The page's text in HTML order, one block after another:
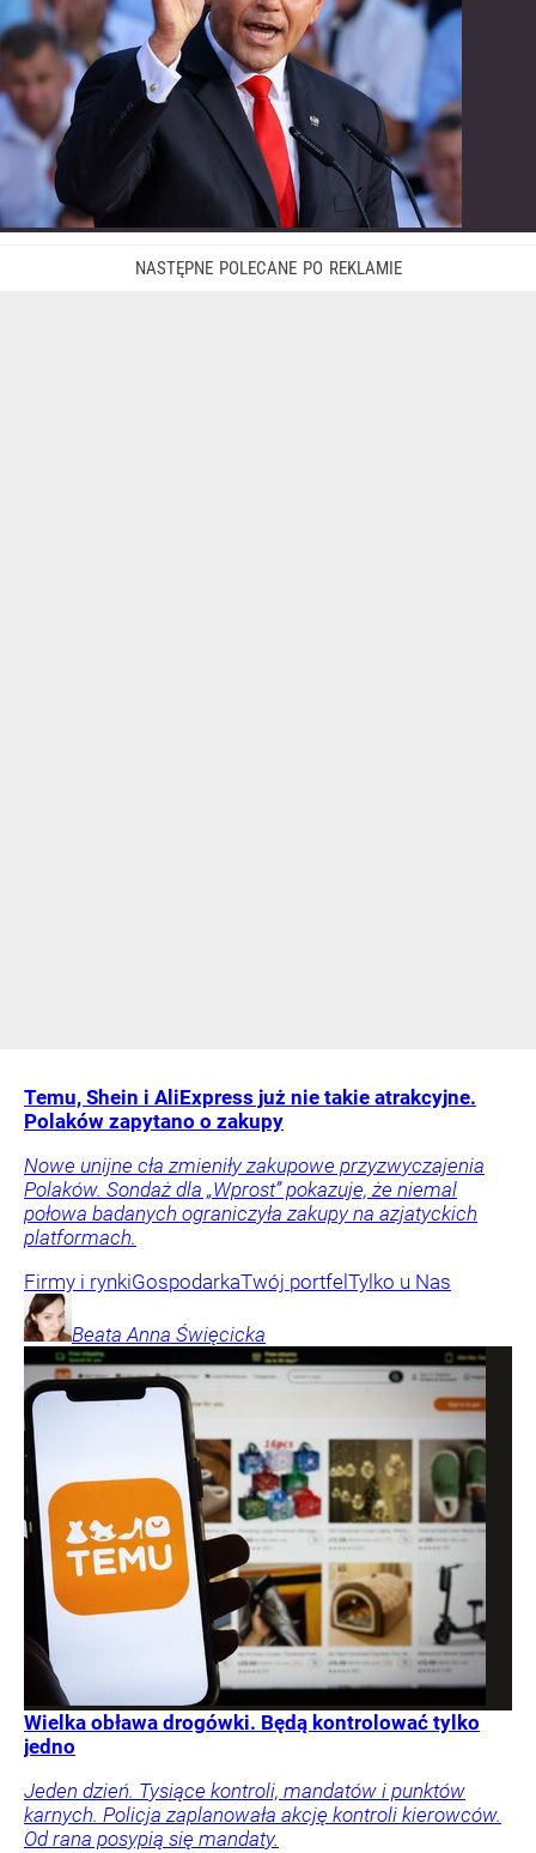
Temu, Shein i AliExpress już nie takie atrakcyjne.
Polaków zapytano o zakupy
Nowe unijne cła zmieniły zakupowe przyzwyczajenia
Polaków. Sondaż dla „Wprost” pokazuje, że niemal
połowa badanych ograniczyła zakupy na azjatyckich
platformach.
Firmy i rynkiGospodarkaTwój portfel Tylko u Nas
Beata Anna Święcicka
Wielka obława drogówki. Będą kontrolować tylko
jedno
Jeden dzień. Tysiące kontroli, mandatów i punktów
karnych. Policja zaplanowała akcję kontroli kierowców.
Od rana posypią się mandaty.